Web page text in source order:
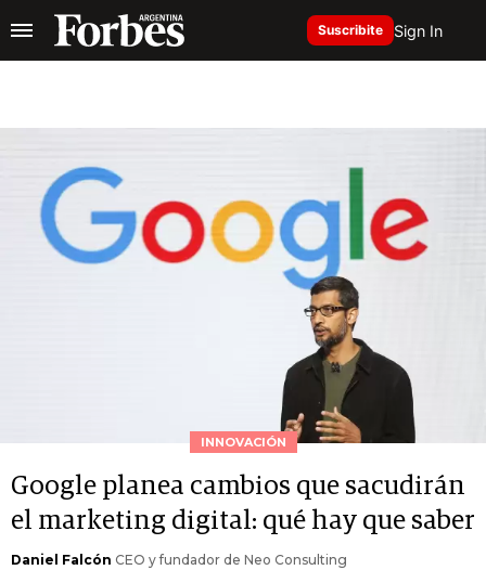
Suscribite Sign In
INNOVACIÓN
Google planea cambios que sacudirán
el marketing digital: qué hay que saber
Daniel Falcón CEO y fundador de Neo Consulting